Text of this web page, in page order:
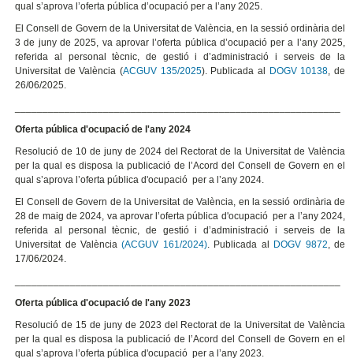
qual s’aprova l’oferta pública d’ocupació per a l’any 2025.
El Consell de Govern de la Universitat de València, en la sessió ordinària del
3 de juny de 2025, va aprovar l’oferta pública d’ocupació per a l’any 2025,
referida al personal tècnic, de gestió i d’administració i serveis de la
Universitat de València (ACGUV 135/2025). Publicada al DOGV 10138, de
26/06/2025.
Oferta pública d'ocupació de l'any 2024
Resolució de 10 de juny de 2024 del Rectorat de la Universitat de València
per la qual es disposa la publicació de l’Acord del Consell de Govern en el
qual s’aprova l’oferta pública d'ocupació per a l’any 2024.
El Consell de Govern de la Universitat de València, en la sessió ordinària de
28 de maig de 2024, va aprovar l’oferta pública d'ocupació per a l’any 2024,
referida al personal tècnic, de gestió i d’administració i serveis de la
Universitat de València(ACGUV 161/2024). Publicada al DOGV 9872, de
17/06/2024.
Oferta pública d'ocupació de l'any 2023
Resolució de 15 de juny de 2023 del Rectorat de la Universitat de València
per la qual es disposa la publicació de l’Acord del Consell de Govern en el
qual s’aprova l’oferta pública d'ocupació per a l’any 2023.